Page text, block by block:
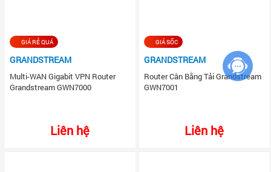
GIÁ RẺ QUÁ
GRANDSTREAM
Multi-WAN Gigabit VPN Router
Grandstream GWN7000
Liên hệ
GIÁ SỐC
GRANDSTREAM
Router Cân Bằng Tải Grandstream
GWN7001
Liên hệ